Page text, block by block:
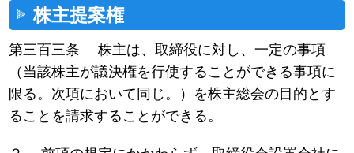
株主提案権
第三百三条 株主は、取締役に対し、一定の事項
（当該株主が議決権を行使することができる事項に
限る。次項において同じ。）を株主総会の目的とす
ることを請求することができる。